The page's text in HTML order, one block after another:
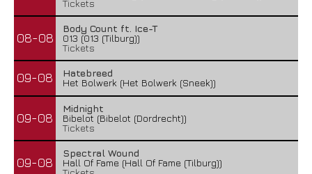
Tickets
08-08
Body Count ft. Ice-T
013 (013 (Tilburg))
Tickets
09-08
Hatebreed
Het Bolwerk (Het Bolwerk (Sneek))
09-08
Midnight
Bibelot (Bibelot (Dordrecht))
Tickets
09-08
Spectral Wound
Hall Of Fame (Hall Of Fame (Tilburg))